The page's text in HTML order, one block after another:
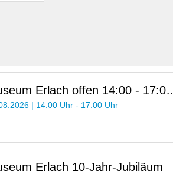
Erlach offen 14:00 - 17:00
| 14:00 Uhr - 17:00 Uhr
Erlach 10-Jahr-Jubiläum